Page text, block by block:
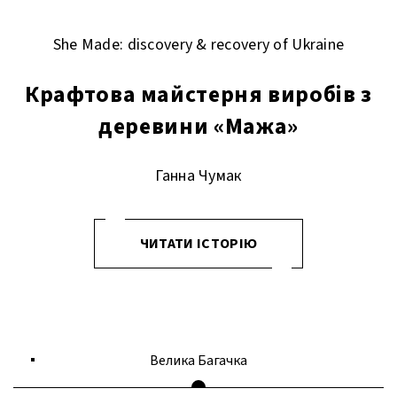
She Made: discovery & recovery of Ukraine
Крафтова майстерня виробів з
деревини «Мажа»
Ганна Чумак
ЧИТАТИ ІСТОРІЮ
Велика Багачка